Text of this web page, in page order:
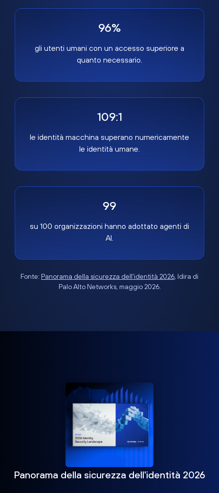
96%
gli utenti umani con un accesso superiore a
quanto necessario.
109:1
le identità macchina superano numericamente
le identità umane.
99
su 100 organizzazioni hanno adottato agenti di
AI.
Fonte: Panorama della sicurezza dell'identità 2026, Idira di
Palo Alto Networks, maggio 2026.
Panorama della sicurezza dell'identità 2026